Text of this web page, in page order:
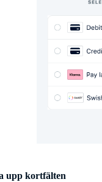
upp kortfälten